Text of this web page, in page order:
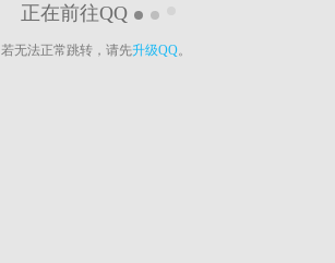
正在前往QQ
若无法正常跳转，请先升级QQ。